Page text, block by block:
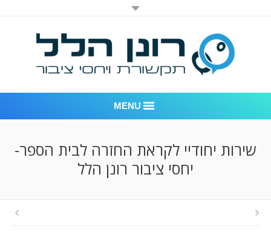
MENU
אודות החברה
שירות יחודיי לקראת החזרה לבית הספר-
יחסי ציבור רונן הלל